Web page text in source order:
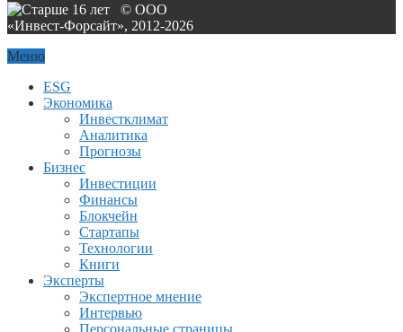
© ООО
«Инвест-Форсайт», 2012-2026
Меню
ESG
Экономика
Инвестклимат
Аналитика
Прогнозы
Бизнес
Инвестиции
Финансы
Блокчейн
Стартапы
Технологии
Книги
Эксперты
Экспертное мнение
Интервью
Персональные страницы